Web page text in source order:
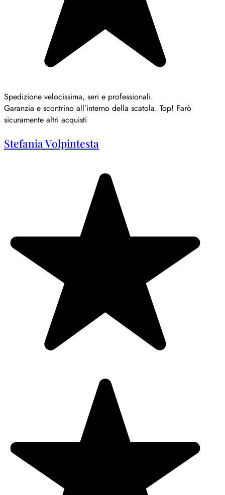
Spedizione velocissima, seri e professionali.
Garanzia e scontrino all’interno della scatola. Top! Farò
sicuramente altri acquisti
Stefania Volpintesta